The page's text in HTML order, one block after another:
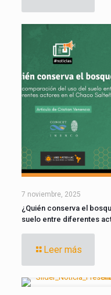
7 noviembre, 2025
¿Quién conserva el
suelo entre diferentes
Leer más